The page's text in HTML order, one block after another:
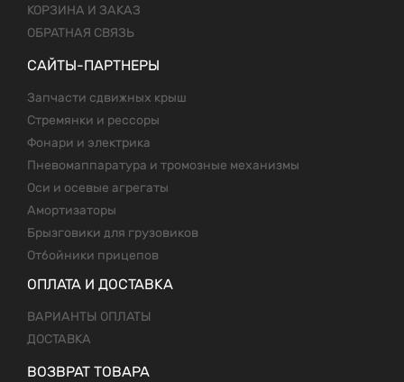
КОРЗИНА И ЗАКАЗ
ОБРАТНАЯ СВЯЗЬ
САЙТЫ-ПАРТНЕРЫ
Запчасти сдвижных крыш
Стремянки и рессоры
Фонари и электрика
Пневомаппаратура и тромозные механизмы
Оси и осевые агрегаты
Амортизаторы
Брызговики для грузовиков
Отбойники прицепов
ОПЛАТА И ДОСТАВКА
ВАРИАНТЫ ОПЛАТЫ
ДОСТАВКА
ВОЗВРАТ ТОВАРА